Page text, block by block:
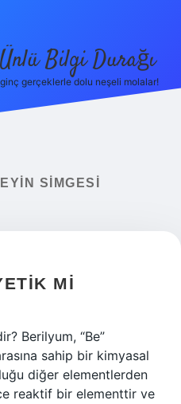
Ünlü Bilgi Durağı
gerçeklerle dolu neşeli molalar!
SIMGESI
MI
Berilyum, “Be”
sahip bir kimyasal
diğer elementlerden
reaktif bir elementtir ve